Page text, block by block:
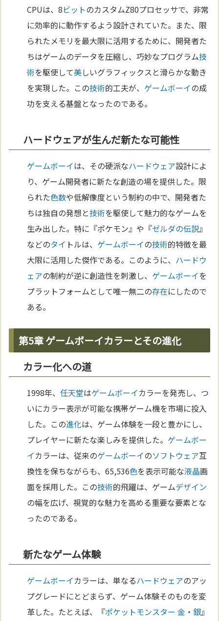
CPUは、8ビットのカスタムZ80プロセッサで、非常
に効率的に動作するよう設計されていた。また、限
られたメモリを最大限に活用するために、開発者た
ちはゲームのデータを圧縮し、巧妙なプログラム技
術を駆使して美しいグラフィックスと滑らかな動き
を実現した。この技術的工夫が、 ゲームボーイの成
功を支える基盤となったのである。
ハードウェアが生んだ新たな可能性
ゲームボーイは、その硬派なハードウェア設計によ
り、ゲーム開発者に新たな創造の場を提供した。限
られた色数や低解像度という制約の中で、開発者た
ちは独自の発想と技術を駆使して魅力的なゲームを
生み出した。特に『ポケモン』や『ゼルダの伝説』
などのタイ トルは、 ゲームボーイの技術的特徴を最
大限に活用した傑作である。このように、 ハードウ
ェアの制約が逆に創造性を刺激し、 ゲームボーイを
プラットフォームとして唯一無二の存在にしたので
ある。
第5章 ゲームボーイカラーとその進化
カラー化への道
1998年、任天堂はゲームボーイカラーを発売し、つ
いにカラー表示が可能な携帯ゲーム機を市場に投入
した。この進化は、ゲーム体験を一段と豊かにし、
プレイヤーに新たな楽しみを提供した。 ゲームボー
イカラーは、従来のゲームボーイのソフトウェア互
換性を保ちながらも、65,536色を表示可能な液晶画
面を採用した。この技術的飛躍は、ゲームデザイン
の幅を広げ、視覚的な魅力を高める重要な要素とな
ったのである。
新たなゲーム体験
ゲームボーイカラーは、単なるハードウェアのアッ
プグレードにとどまらず、ゲーム体験そのものを変
革した。たとえば、『ポケットモンスター 金 ・ 銀』